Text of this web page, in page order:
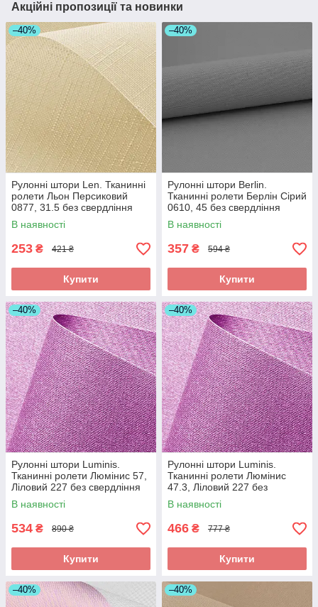
Акційні пропозиції та новинки
–40%
Рулонні штори Len. Тканинні
ролети Льон Персиковий
0877, 31.5 без свердління
В наявності
253 ₴ 421 ₴
Купити
–40%
Рулонні штори Berlin.
Тканинні ролети Берлін Сірий
0610, 45 без свердління
В наявності
357 ₴ 594 ₴
Купити
–40%
Рулонні штори Luminis.
Тканинні ролети Люмінис 57,
Ліловий 227 без свердління
В наявності
534 ₴ 890 ₴
Купити
–40%
Рулонні штори Luminis.
Тканинні ролети Люмінис
47.3, Ліловий 227 без
свердління
В наявності
466 ₴ 777 ₴
Купити
–40% –40%